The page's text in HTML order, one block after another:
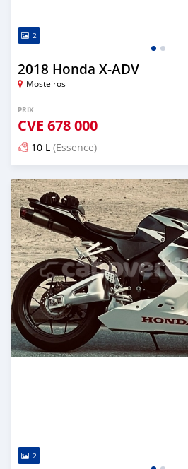
2
2018 Honda X-ADV
Mosteiros
PRIX
CVE 678 000
10 L (Essence)
Publié il y a presque 2 ans
2